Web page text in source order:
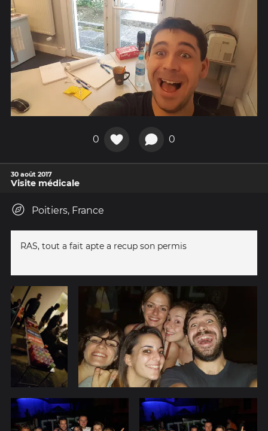
0 0
30 août 2017
Visite médicale
Poitiers, France
RAS, tout a fait apte a recup son permis